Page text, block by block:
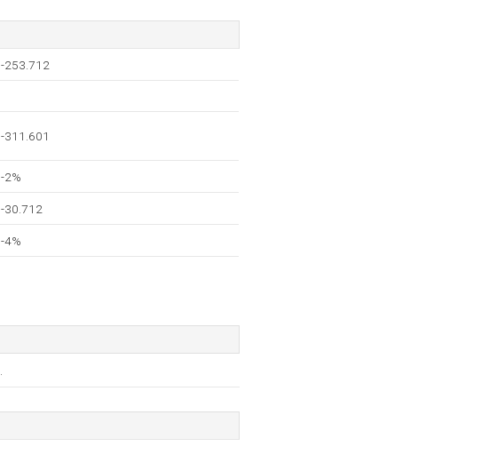
-253.712
-311.601
-2%
-30.712
-4%